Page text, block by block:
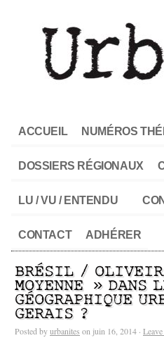
ACCUEIL NUMÉROS
DOSSIERS RÉGIONAUX
LU / VU / ENTENDU
CONTACT ADHÉRER
BRÉSIL /
MOYENNE » DANS
GÉOGRAPHIQUE
GERAIS ?
Posted byurbanites on juin 16, 2014 ·